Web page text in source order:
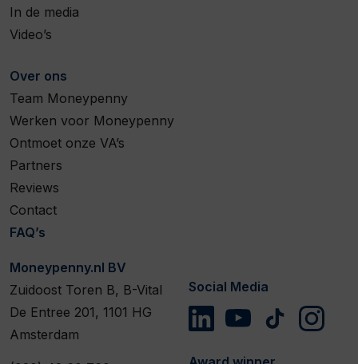
In de media
Video’s
Over ons
Team Moneypenny
Werken voor Moneypenny
Ontmoet onze VA’s
Partners
Reviews
Contact
FAQ’s
Moneypenny.nl BV
Zuidoost Toren B, B-Vital
De Entree 201, 1101 HG
Amsterdam
Social Media